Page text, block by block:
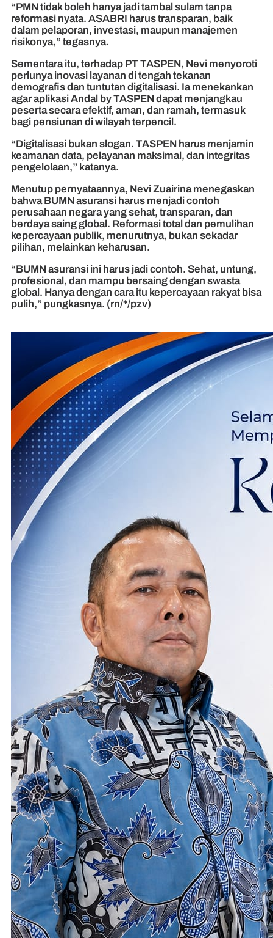
“PMN tidak boleh hanya jadi tambal sulam tanpa
reformasi nyata. ASABRI harus transparan, baik
dalam pelaporan, investasi, maupun manajemen
risikonya,” tegasnya.
Sementara itu, terhadap PT TASPEN, Nevi menyoroti
perlunya inovasi layanan di tengah tekanan
demografis dan tuntutan digitalisasi. Ia menekankan
agar aplikasi Andal by TASPEN dapat menjangkau
peserta secara efektif, aman, dan ramah, termasuk
bagi pensiunan di wilayah terpencil.
“Digitalisasi bukan slogan. TASPEN harus menjamin
keamanan data, pelayanan maksimal, dan integritas
pengelolaan,” katanya.
Menutup pernyataannya, Nevi Zuairina menegaskan
bahwa BUMN asuransi harus menjadi contoh
perusahaan negara yang sehat, transparan, dan
berdaya saing global. Reformasi total dan pemulihan
kepercayaan publik, menurutnya, bukan sekadar
pilihan, melainkan keharusan.
“BUMN asuransi ini harus jadi contoh. Sehat, untung,
profesional, dan mampu bersaing dengan swasta
global. Hanya dengan cara itu kepercayaan rakyat bisa
pulih,” pungkasnya. (rn/*/pzv)